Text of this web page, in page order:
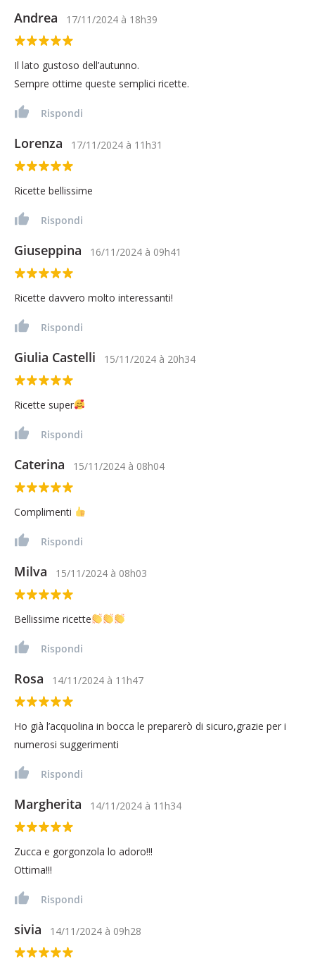
Andrea 17/11/2024 à 18h39
Il lato gustoso dell’autunno.
Sempre ottime queste semplici ricette.
Rispondi
Lorenza 17/11/2024 à 11h31
Ricette bellissime
Rispondi
Giuseppina 16/11/2024 à 09h41
Ricette davvero molto interessanti!
Rispondi
Giulia Castelli 15/11/2024 à 20h34
Ricette super
Rispondi
Caterina 15/11/2024 à 08h04
Complimenti
Rispondi
Milva 15/11/2024 à 08h03
Bellissime ricette
Rispondi
Rosa 14/11/2024 à 11h47
Ho già l’acquolina in bocca le preparerò di sicuro,grazie per i
numerosi suggerimenti
Rispondi
Margherita 14/11/2024 à 11h34
Zucca e gorgonzola lo adoro!!!
Ottima!!!
Rispondi
sivia 14/11/2024 à 09h28